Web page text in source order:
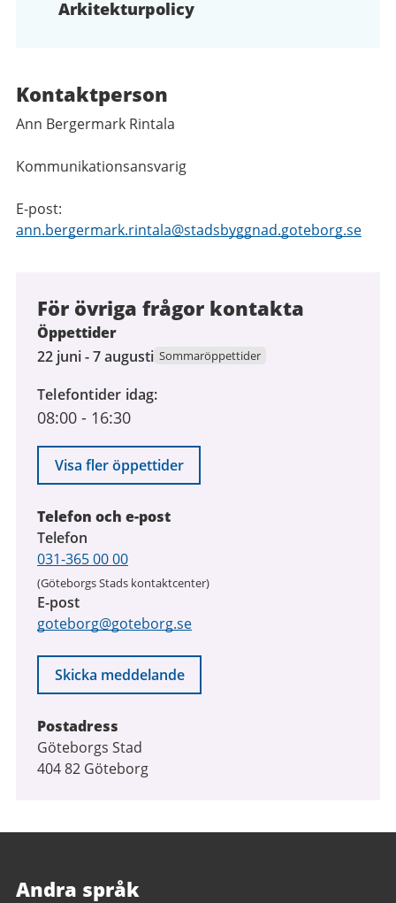
Arkitekturpolicy
Kontaktperson
Ann Bergermark Rintala
Kommunikationsansvarig
E-post:
ann.bergermark.rintala@stadsbyggnad.goteborg.se
För övriga frågor kontakta
Öppettider
22
2026
till
augusti
2026
22 juni - 7 augusti Sommaröppettider
Telefontider idag
08:00 - 16:30
Visa fler öppettider
Telefon och e-post
Telefon
031-365 00 00
(Göteborgs Stads kontaktcenter)
E-post
goteborg@goteborg.se
Skicka meddelande
Postadress
Göteborgs Stad
404 82 Göteborg
Andra språk